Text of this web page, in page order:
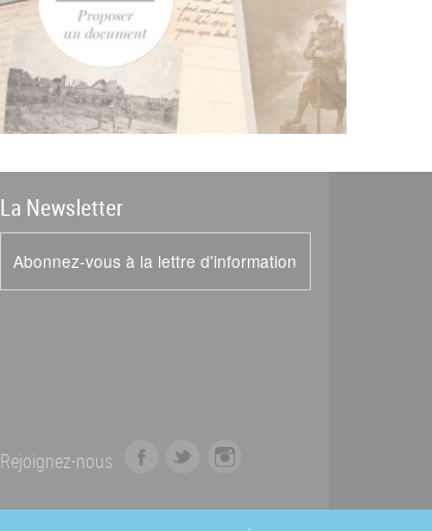
La Newsletter
Abonnez-vous à la lettre d'information
Rejoignez-nous